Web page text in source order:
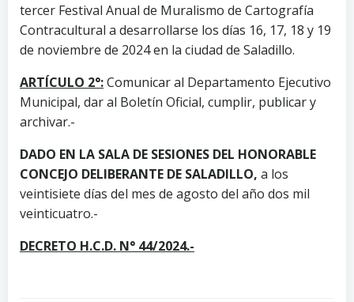
tercer Festival Anual de Muralismo de Cartografía
Contracultural a desarrollarse los días 16, 17, 18 y 19
de noviembre de 2024 en la ciudad de Saladillo.
ARTÍCULO 2°:Comunicar al Departamento Ejecutivo
Municipal, dar al Boletín Oficial, cumplir, publicar y
archivar.-
DADO EN LA SALA DE SESIONES DEL HONORABLE
CONCEJO DELIBERANTE DE SALADILLO, a los
veintisiete días del mes de agosto del año dos mil
veinticuatro.-
DECRETO H.C.D. N° 44/2024.-